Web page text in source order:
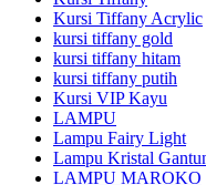
Kursi Tiffany Acrylic
kursi tiffany gold
kursi tiffany hitam
kursi tiffany putih
Kursi VIP Kayu
LAMPU
Lampu Fairy Light
Lampu Kristal
LAMPU MAROKO